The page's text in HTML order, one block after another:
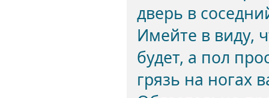
дверь в
Имейте в виду,
будет, а пол
грязь на ногах